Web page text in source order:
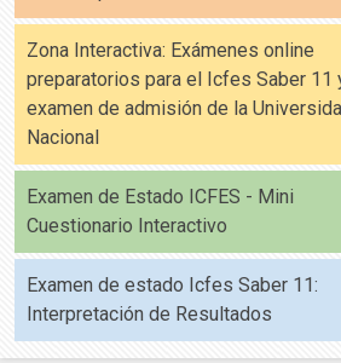
Zona Interactiva: Exámenes online
preparatorios para el Icfes Saber 11
examen de admisión de la
Nacional
Examen de Estado ICFES - Mini
Cuestionario Interactivo
Examen de estado Icfes Saber 11:
Interpretación de Resultados